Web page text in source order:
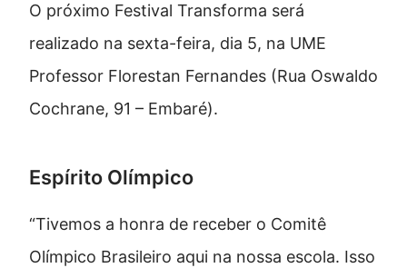
O próximo Festival Transforma será
realizado na sexta-feira, dia 5, na UME
Professor Florestan Fernandes (Rua Oswaldo
Cochrane, 91 – Embaré).
Espírito Olímpico
“Tivemos a honra de receber o Comitê
Olímpico Brasileiro aqui na nossa escola. Isso